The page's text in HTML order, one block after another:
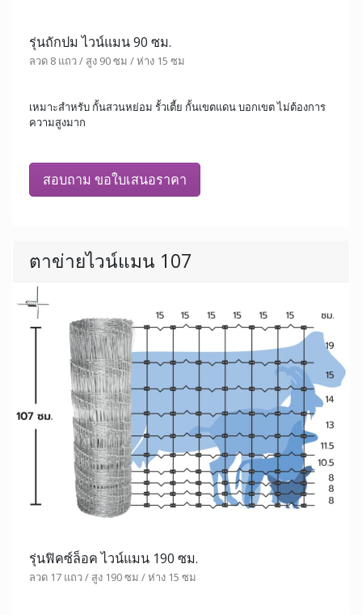
รุ่นถักปม ไวน์แมน 90 ซม.
ลวด 8 แถว / สูง 90 ซม / ห่าง 15 ซม
เหมาะสำหรับ กั้นสวนหย่อม รั้วเตี้ย กั้นเขตแดน บอกเขต ไม่ต้องการ
ความสูงมาก
สอบถาม ขอใบเสนอราคา
ตาข่ายไวน์แมน 107
รุ่นฟิคซ์ล็อค ไวน์แมน 190 ซม.
ลวด 17 แถว / สูง 190 ซม / ห่าง 15 ซม